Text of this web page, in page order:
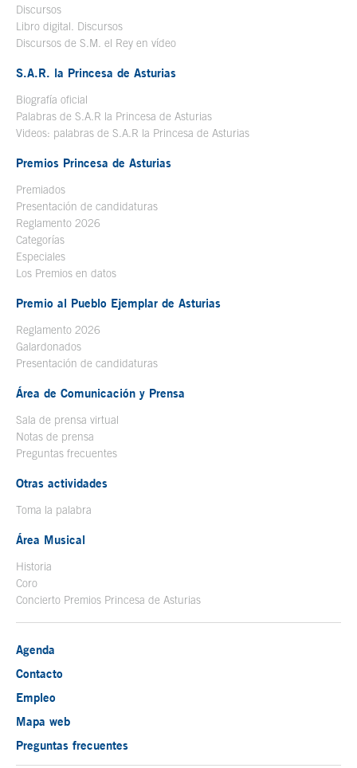
Discursos
Libro digital. Discursos
Discursos de S.M. el Rey en vídeo
S.A.R. la Princesa de Asturias
Biografía oficial
Palabras de S.A.R la Princesa de Asturias
Videos: palabras de S.A.R la Princesa de Asturias
Premios Princesa de Asturias
Premiados
Presentación de candidaturas
Reglamento 2026
Categorías
Especiales
Los Premios en datos
Premio al Pueblo Ejemplar de Asturias
Reglamento 2026
Galardonados
Presentación de candidaturas
Área de Comunicación y Prensa
Sala de prensa virtual
Notas de prensa
Preguntas frecuentes
Otras actividades
Toma la palabra
Área Musical
Historia
Coro
Concierto Premios Princesa de Asturias
Agenda
Contacto
Empleo
Mapa web
Preguntas frecuentes